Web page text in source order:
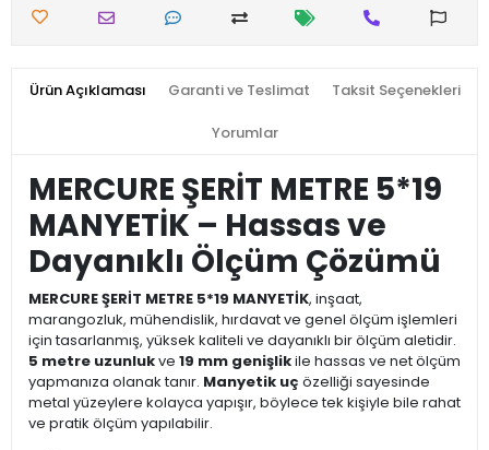
Ürün Açıklaması Garanti ve Teslimat Taksit Seçenekleri
Yorumlar
MERCURE ŞERİT METRE 5*19
MANYETİK – Hassas ve
Dayanıklı Ölçüm Çözümü
MERCURE ŞERİT METRE 5*19 MANYETİK, inşaat,
marangozluk, mühendislik, hırdavat ve genel ölçüm işlemleri
için tasarlanmış, yüksek kaliteli ve dayanıklı bir ölçüm aletidir.
5 metre uzunlukve 19 mm genişlikile hassas ve net ölçüm
yapmanıza olanak tanır. Manyetik uç özelliği sayesinde
metal yüzeylere kolayca yapışır, böylece tek kişiyle bile rahat
ve pratik ölçüm yapılabilir.